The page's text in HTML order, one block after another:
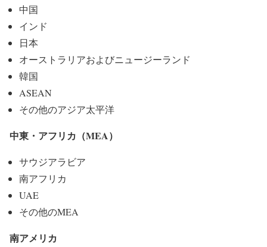
中国
インド
日本
オーストラリアおよびニュージーランド
韓国
ASEAN
その他のアジア太平洋
中東・アフリカ（MEA）
サウジアラビア
南アフリカ
UAE
その他のMEA
南アメリカ